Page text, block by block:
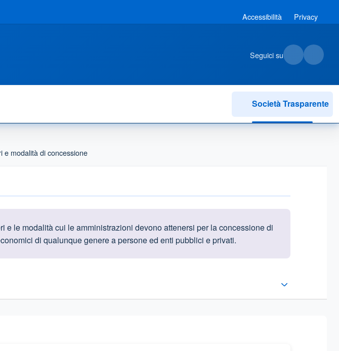
Accessibilità Privacy
Seguici su
Società Trasparente
e modalità di concessione
le modalità cui le amministrazioni devono attenersi per la concessione di
di qualunque genere a persone ed enti pubblici e privati.